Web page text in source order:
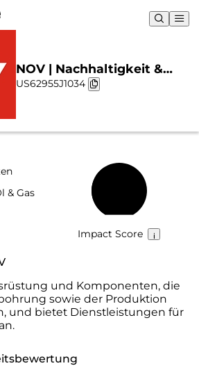
NOV | Nachhaltigkeit &
Chart
US62955J1034
& Gas
Impact Score
und Komponenten, die
sowie der Produktion
und bietet Dienstleistungen für